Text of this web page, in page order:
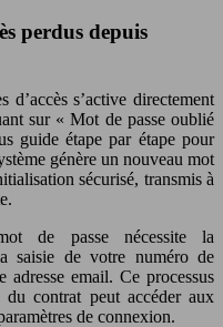
perdus depuis
s’active directement
sur « Mot de passe oublié
guide étape par étape pour
génère un nouveau mot
sécurisé, transmis à
de passe nécessite la
saisie de votre numéro de
email. Ce processus
contrat peut accéder aux
de connexion.